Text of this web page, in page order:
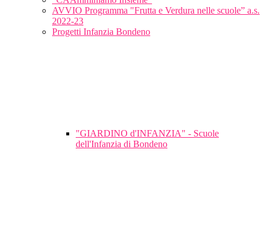
AVVIO Programma "Frutta e Verdura nelle scuole” a.s.
2022-23
Progetti Infanzia Bondeno
"GIARDINO d'INFANZIA" - Scuole
dell'Infanzia di Bondeno